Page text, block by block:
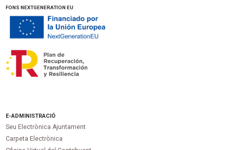
FONS NEXTGENERATION EU
E-ADMINISTRACIÓ
Seu Electrònica Ajuntament
Carpeta Electrònica